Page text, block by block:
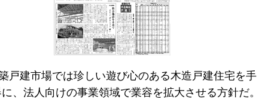
戸建市場では珍しい遊び心のある木造戸建住宅を手
、法人向けの事業領域で業容を拡大させる方針だ。